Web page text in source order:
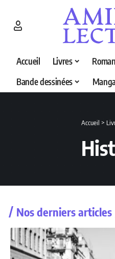
Accueil Livres
Bande dessinées
Accueil >
Nos derniers articles